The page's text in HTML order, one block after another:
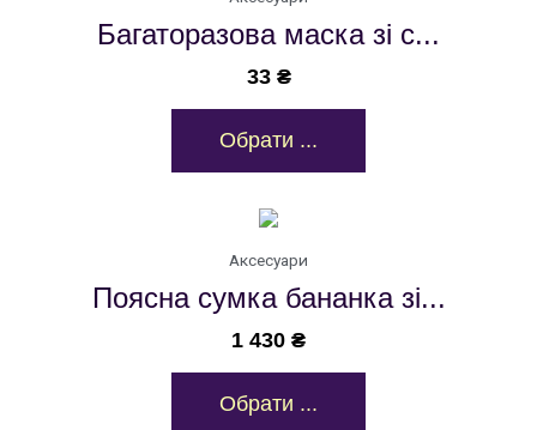
Багаторазова маска зі с...
33 ₴
Обрати ...
Аксесуари
Поясна сумка бананка зі...
1 430 ₴
Обрати ...